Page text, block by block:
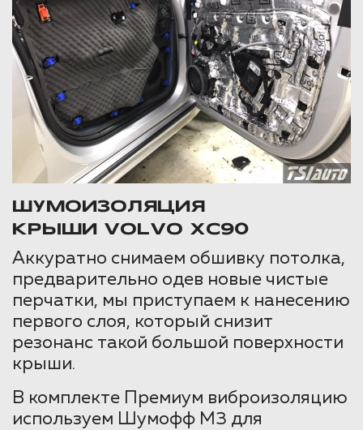
ШУМОИЗОЛЯЦИЯ
КРЫШИ VOLVO XC90
Аккуратно снимаем обшивку потолка,
предварительно одев новые чистые
перчатки, мы приступаем к нанесению
первого слоя, который снизит
резонанс такой большой поверхности
крыши.
В комплекте Премиум виброизоляцию
используем Шумофф М3 для